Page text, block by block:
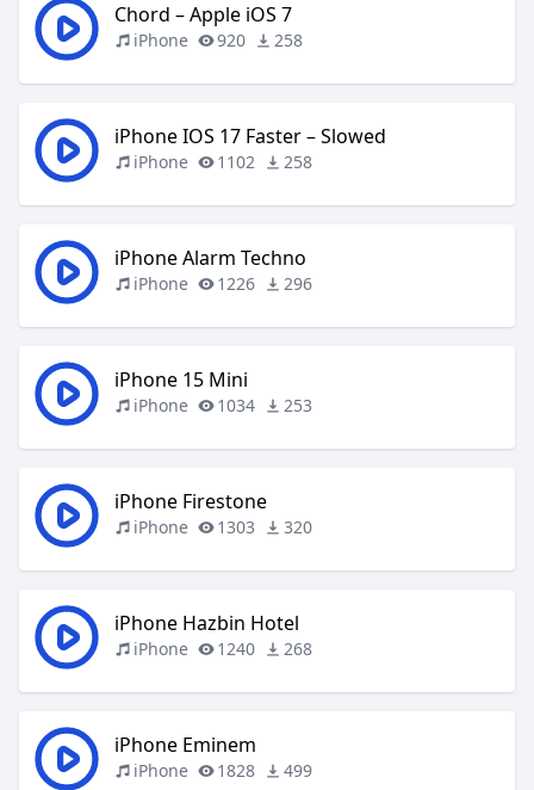
Chord – Apple iOS 7
iPhone 920 258
iPhone IOS 17 Faster – Slowed
iPhone 1102 258
iPhone Alarm Techno
iPhone 1226 296
iPhone 15 Mini
iPhone 1034 253
iPhone Firestone
iPhone 1303 320
iPhone Hazbin Hotel
iPhone 1240 268
iPhone Eminem
iPhone 1828 499